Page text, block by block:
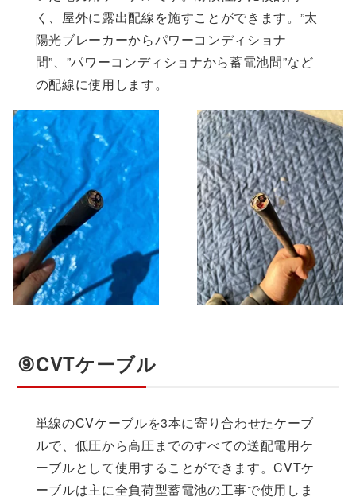
く、屋外に露出配線を施すことができます。”太
陽光ブレーカーからパワーコンディショナ
間”、”パワーコンディショナから蓄電池間”など
の配線に使用します。
⑨CVTケーブル
単線のCVケーブルを3本に寄り合わせたケーブ
ルで、低圧から高圧までのすべての送配電用ケ
ーブルとして使用することができます。CVTケ
ーブルは主に全負荷型蓄電池の工事で使用しま